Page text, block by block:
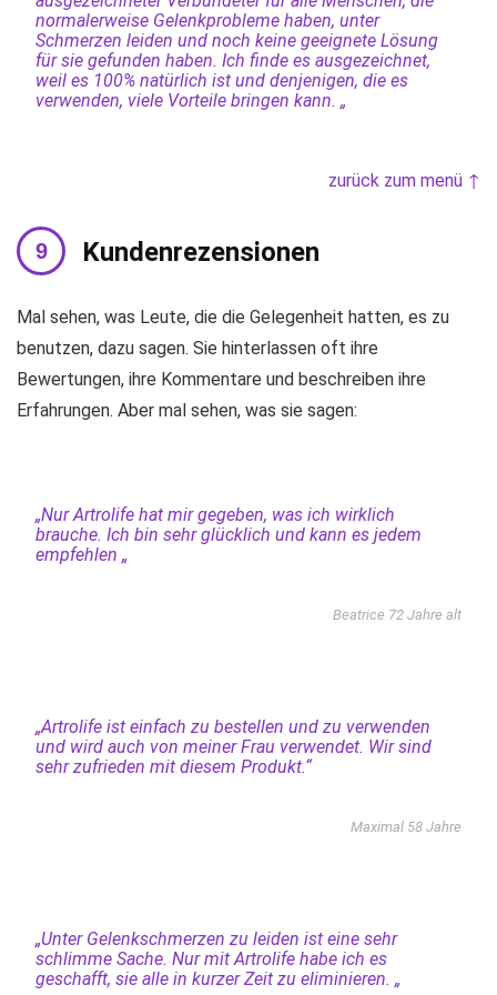
normalerweise Gelenkprobleme haben, unter
Schmerzen leiden und noch keine geeignete Lösung
für sie gefunden haben. Ich finde es ausgezeichnet,
weil es 100% natürlich ist und denjenigen, die es
verwenden, viele Vorteile bringen kann. „
zurück zum menü ↑
Kundenrezensionen
Mal sehen, was Leute, die die Gelegenheit hatten, es zu
benutzen, dazu sagen. Sie hinterlassen oft ihre
Bewertungen, ihre Kommentare und beschreiben ihre
Erfahrungen. Aber mal sehen, was sie sagen:
„Nur Artrolife hat mir gegeben, was ich wirklich
brauche. Ich bin sehr glücklich und kann es jedem
empfehlen „
Beatrice 72 Jahre alt
„Artrolife ist einfach zu bestellen und zu verwenden
und wird auch von meiner Frau verwendet. Wir sind
sehr zufrieden mit diesem Produkt.“
Maximal 58 Jahre
„Unter Gelenkschmerzen zu leiden ist eine sehr
schlimme Sache. Nur mit Artrolife habe ich es
geschafft, sie alle in kurzer Zeit zu eliminieren. „